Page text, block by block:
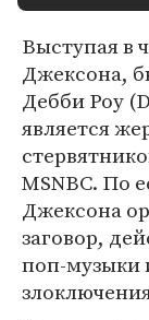
Выступая в
Джексона,
Дебби Роу
является
MSNBC. По
Джексона
заговор,
поп-музыки